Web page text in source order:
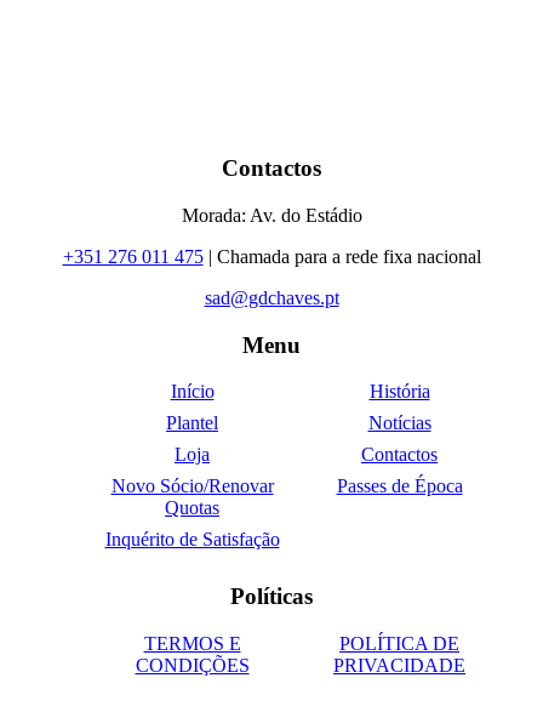
Contactos
Morada: Av. do Estádio
+351 276 011 475| Chamada para a rede fixa nacional
sad@gdchaves.pt
Menu
Início
História
Plantel
Notícias
Loja
Contactos
Novo Sócio/Renovar
Quotas
Passes de Época
Inquérito de Satisfação
Políticas
TERMOS E
CONDIÇÕES
POLÍTICA DE
PRIVACIDADE